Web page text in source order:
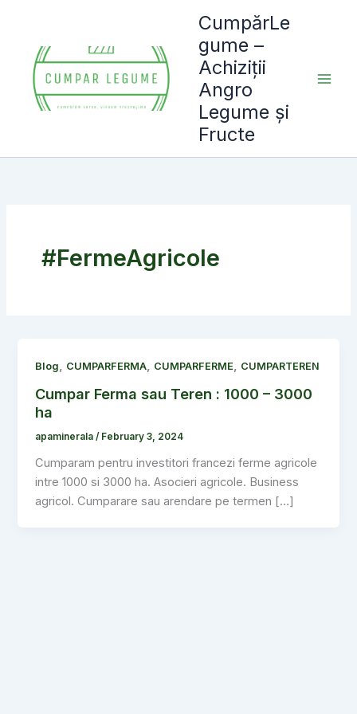
content
CumpărLe
gume –
Achiziții
Angro
Legume și
Fructe
#FermeAgricole
Blog, CUMPARFERMA, CUMPARFERME, CUMPARTEREN
Cumpar Ferma sau Teren : 1000 – 3000
ha
apaminerala/ February 3, 2024
Cumparam pentru investitori francezi ferme agricole
intre 1000 si 3000 ha. Asocieri agricole. Business
agricol. Cumparare sau arendare pe termen […]